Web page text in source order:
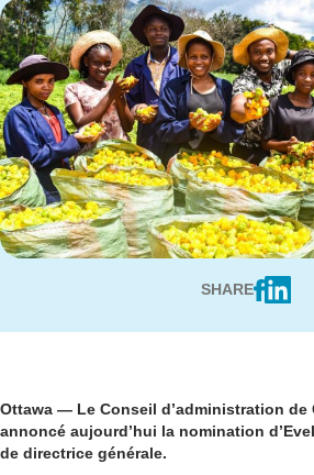
SHARE
Ottawa — Le Conseil d’administration de
annoncé aujourd’hui la nomination
de directrice générale.